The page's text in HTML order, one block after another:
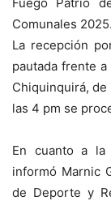
Fuego Patrio
Comunales 2025.
La recepción
pautada frente
Chiquinquirá, de
las 4 pm se
En cuanto a la
informó Marnic
de Deporte y